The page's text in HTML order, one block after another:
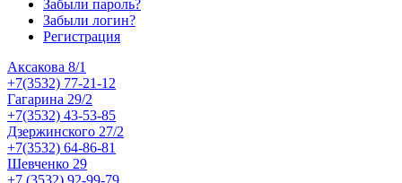
Забыли пароль?
Забыли логин?
Регистрация
Аксакова 8/1
+7(3532) 77-21-12
Гагарина 29/2
+7(3532) 43-53-85
Дзержинского 27/2
+7(3532) 64-86-81
Шевченко 29
+7 (3532) 92-99-79